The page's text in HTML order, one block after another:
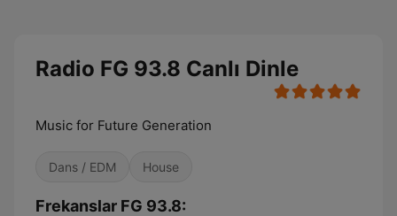
Radio FG 93.8 Canlı Dinle
Music for Future Generation
Dans / EDM House
Frekanslar FG 93.8: